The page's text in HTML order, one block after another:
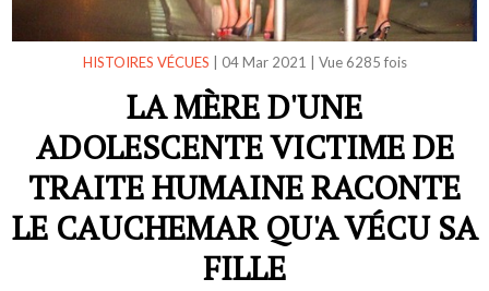
HISTOIRES VÉCUES 04 Mar 2021 Vue 6285 fois
LA MÈRE D'UNE
ADOLESCENTE VICTIME DE
TRAITE HUMAINE RACONTE
LE CAUCHEMAR QU'A VÉCU SA
FILLE